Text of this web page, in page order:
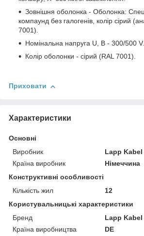
Зовнішня оболонка - Оболонка:
компаунд без галогенів, колір сірий
7001).
Номінальна напруга U, В - 300/500 V.
Колір оболонки - сірий (RAL 7001).
Приховати
Характеристики
Основні
Виробник
Lapp Kabel
Країна виробник
Німеччина
Конструктивні особливості
Кількість жил
12
Користувальницькі характеристики
Бренд
Lapp Kabel
Країна виробництва
DE